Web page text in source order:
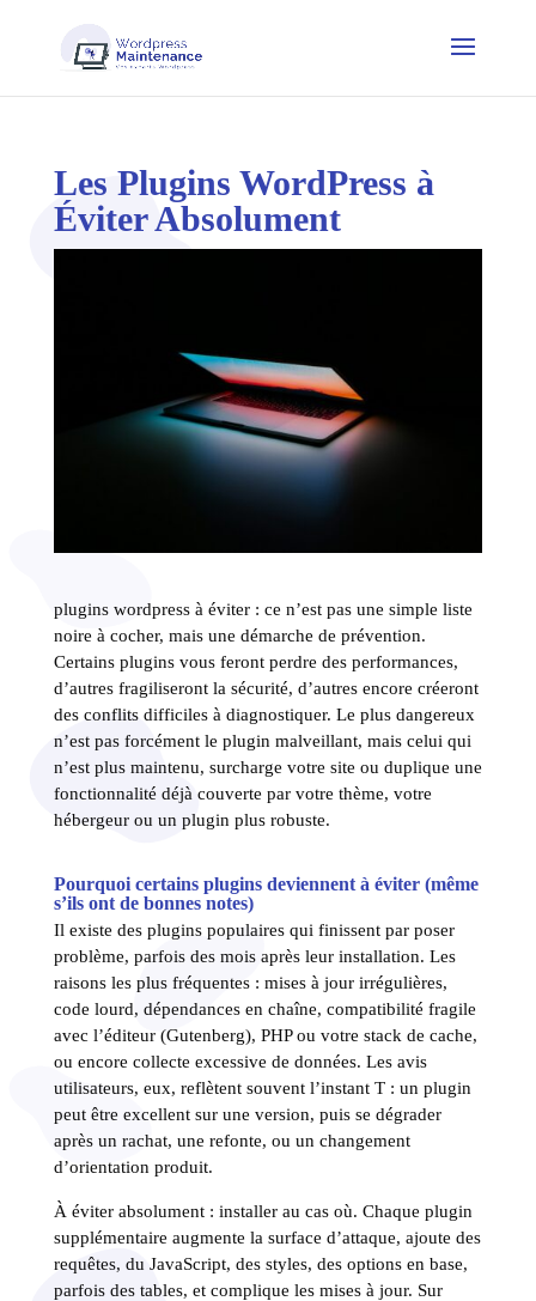
Les Plugins WordPress à
Éviter Absolument
plugins wordpress à éviter : ce n’est pas une simple liste
noire à cocher, mais une démarche de prévention.
Certains plugins vous feront perdre des performances,
d’autres fragiliseront la sécurité, d’autres encore créeront
des conflits difficiles à diagnostiquer. Le plus dangereux
n’est pas forcément le plugin malveillant, mais celui qui
n’est plus maintenu, surcharge votre site ou duplique une
fonctionnalité déjà couverte par votre thème, votre
hébergeur ou un plugin plus robuste.
Pourquoi certains plugins deviennent à éviter (même
s’ils ont de bonnes notes)
Il existe des plugins populaires qui finissent par poser
problème, parfois des mois après leur installation. Les
raisons les plus fréquentes : mises à jour irrégulières,
code lourd, dépendances en chaîne, compatibilité fragile
avec l’éditeur (Gutenberg), PHP ou votre stack de cache,
ou encore collecte excessive de données. Les avis
utilisateurs, eux, reflètent souvent l’instant T : un plugin
peut être excellent sur une version, puis se dégrader
après un rachat, une refonte, ou un changement
d’orientation produit.
À éviter absolument : installer au cas où. Chaque plugin
supplémentaire augmente la surface d’attaque, ajoute des
requêtes, du JavaScript, des styles, des options en base,
parfois des tables, et complique les mises à jour. Sur